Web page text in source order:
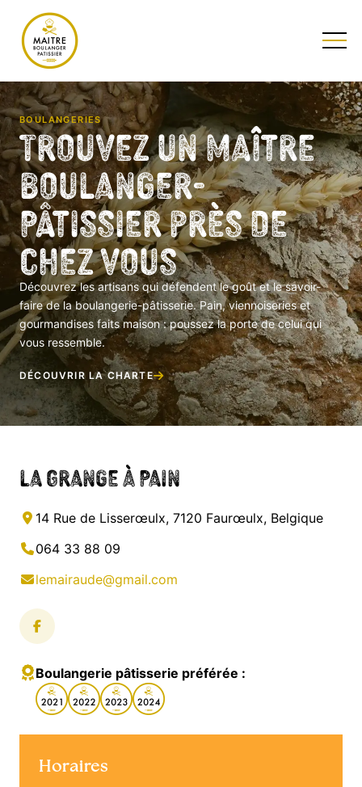
BOULANGERIES
Trouvez un Maître
Boulanger-
Pâtissier près de
chez vous
Découvrez les artisans qui défendent le goût et le savoir-
faire de la boulangerie-pâtisserie. Pain, viennoiseries et
gourmandises faits maison : poussez la porte de celui qui
vous ressemble.
DÉCOUVRIR LA CHARTE
La Grange à Pain
14 Rue de Lisserœulx, 7120 Faurœulx, Belgique
064 33 88 09
lemairaude@gmail.com
Boulangerie pâtisserie préférée :
Horaires